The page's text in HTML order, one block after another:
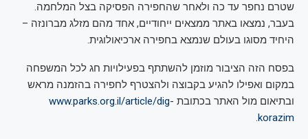
שטרם נחפר עד כה ולאחר שהחפירה הפסיקה בצל המלחמה.
בעבר, נמצאו באתר ממצאים ייחודיים, אחד מהם מזלג מברונזה –
היחיד מסוגו בעולם שנמצא בחפירה ארכיאולוגית.
בפסח הזה הציבור מוזמן להשתתף בפעילויות חג לכל המשפחה
במקום ואפילו להגיע בקבוצה ולהצטרף לחפירה בהזמנה מראש
ובתיאום מול האתר בכתובת www.parks.org.il/article/dig-
korazim
.